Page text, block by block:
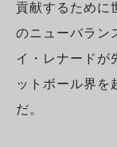
貢献するために
のニューバラン
イ・レナードが
ットボール界を
だ。